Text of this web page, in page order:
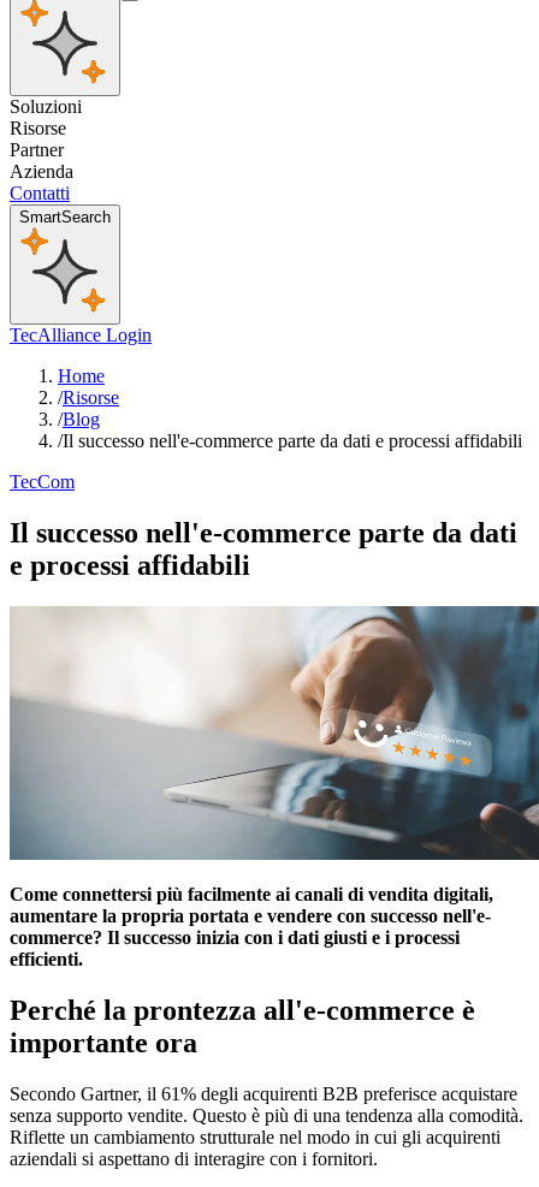
Soluzioni
Risorse
Partner
Azienda
Contatti
SmartSearch
TecAlliance Login
Home
/Risorse
/Blog
/Il successo nell'e-commerce parte da dati e processi affidabili
TecCom
Il successo nell'e-commerce parte da dati
e processi affidabili
Come connettersi più facilmente ai canali di vendita digitali,
aumentare la propria portata e vendere con successo nell'e-
commerce? Il successo inizia con i dati giusti e i processi
efficienti.
Perché la prontezza all'e-commerce è
importante ora
Secondo Gartner, il 61% degli acquirenti B2B preferisce acquistare
senza supporto vendite. Questo è più di una tendenza alla comodità.
Riflette un cambiamento strutturale nel modo in cui gli acquirenti
aziendali si aspettano di interagire con i fornitori.